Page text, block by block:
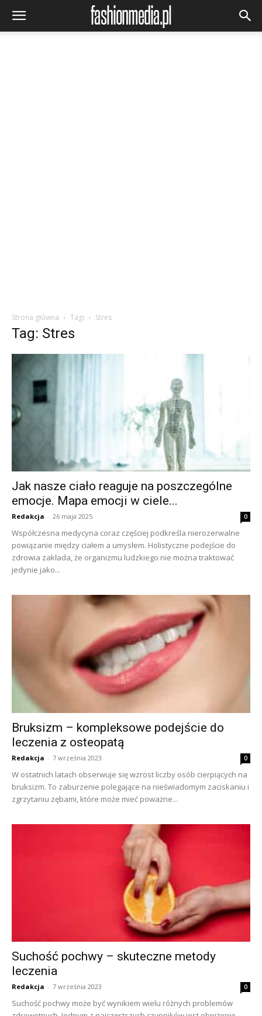
Strona główna Tagi Stres
Tag: Stres
Jak nasze ciało reaguje na poszczególne
emocje. Mapa emocji w ciele...
Redakcja - 26 maja 2025 0
Współczesna medycyna coraz częściej podkreśla nierozerwalne
powiązanie między ciałem a umysłem. Holistyczne podejście do
zdrowia zakłada, że organizmu ludzkiego nie można traktować
jedynie jako...
Bruksizm – kompleksowe podejście do
leczenia z osteopatą
Redakcja - 7 września 2023 0
W ostatnich latach obserwuje się wzrost liczby osób cierpiących na
bruksizm. To zaburzenie polegające na nieświadomym zaciskaniu i
zgrzytaniu zębami, które może mieć poważne...
Suchość pochwy – skuteczne metody
leczenia
Redakcja - 7 września 2023 0
Suchość pochwy może być wynikiem wielu różnych problemów